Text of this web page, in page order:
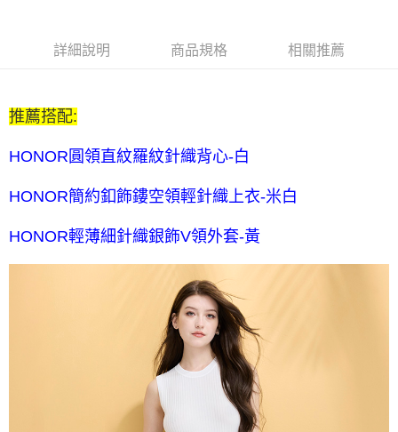
7-11取貨付款-訂單滿 $2000 元即享免運服務-未滿則另收 $80
7-11付款後取貨-訂單滿 $2000 元即享免運服務-未滿則另收
$80 元物流費
宅配送到家-訂單滿 $2000 元即享免運服務-未滿則另收 $120 元物
流費
詳細說明 商品規格 相關推薦
推薦搭配:
HONOR圓領直紋羅紋針織背心-白
HONOR簡約釦飾鏤空領輕針織上衣-米白
HONOR輕薄細針織銀飾V領外套-黃